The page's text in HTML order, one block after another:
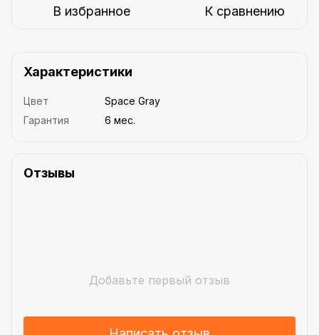
В избранное К сравнению
Характеристики
Цвет
Space Gray
Гарантия
6 мес.
Отзывы
Добавьте первый отзыв